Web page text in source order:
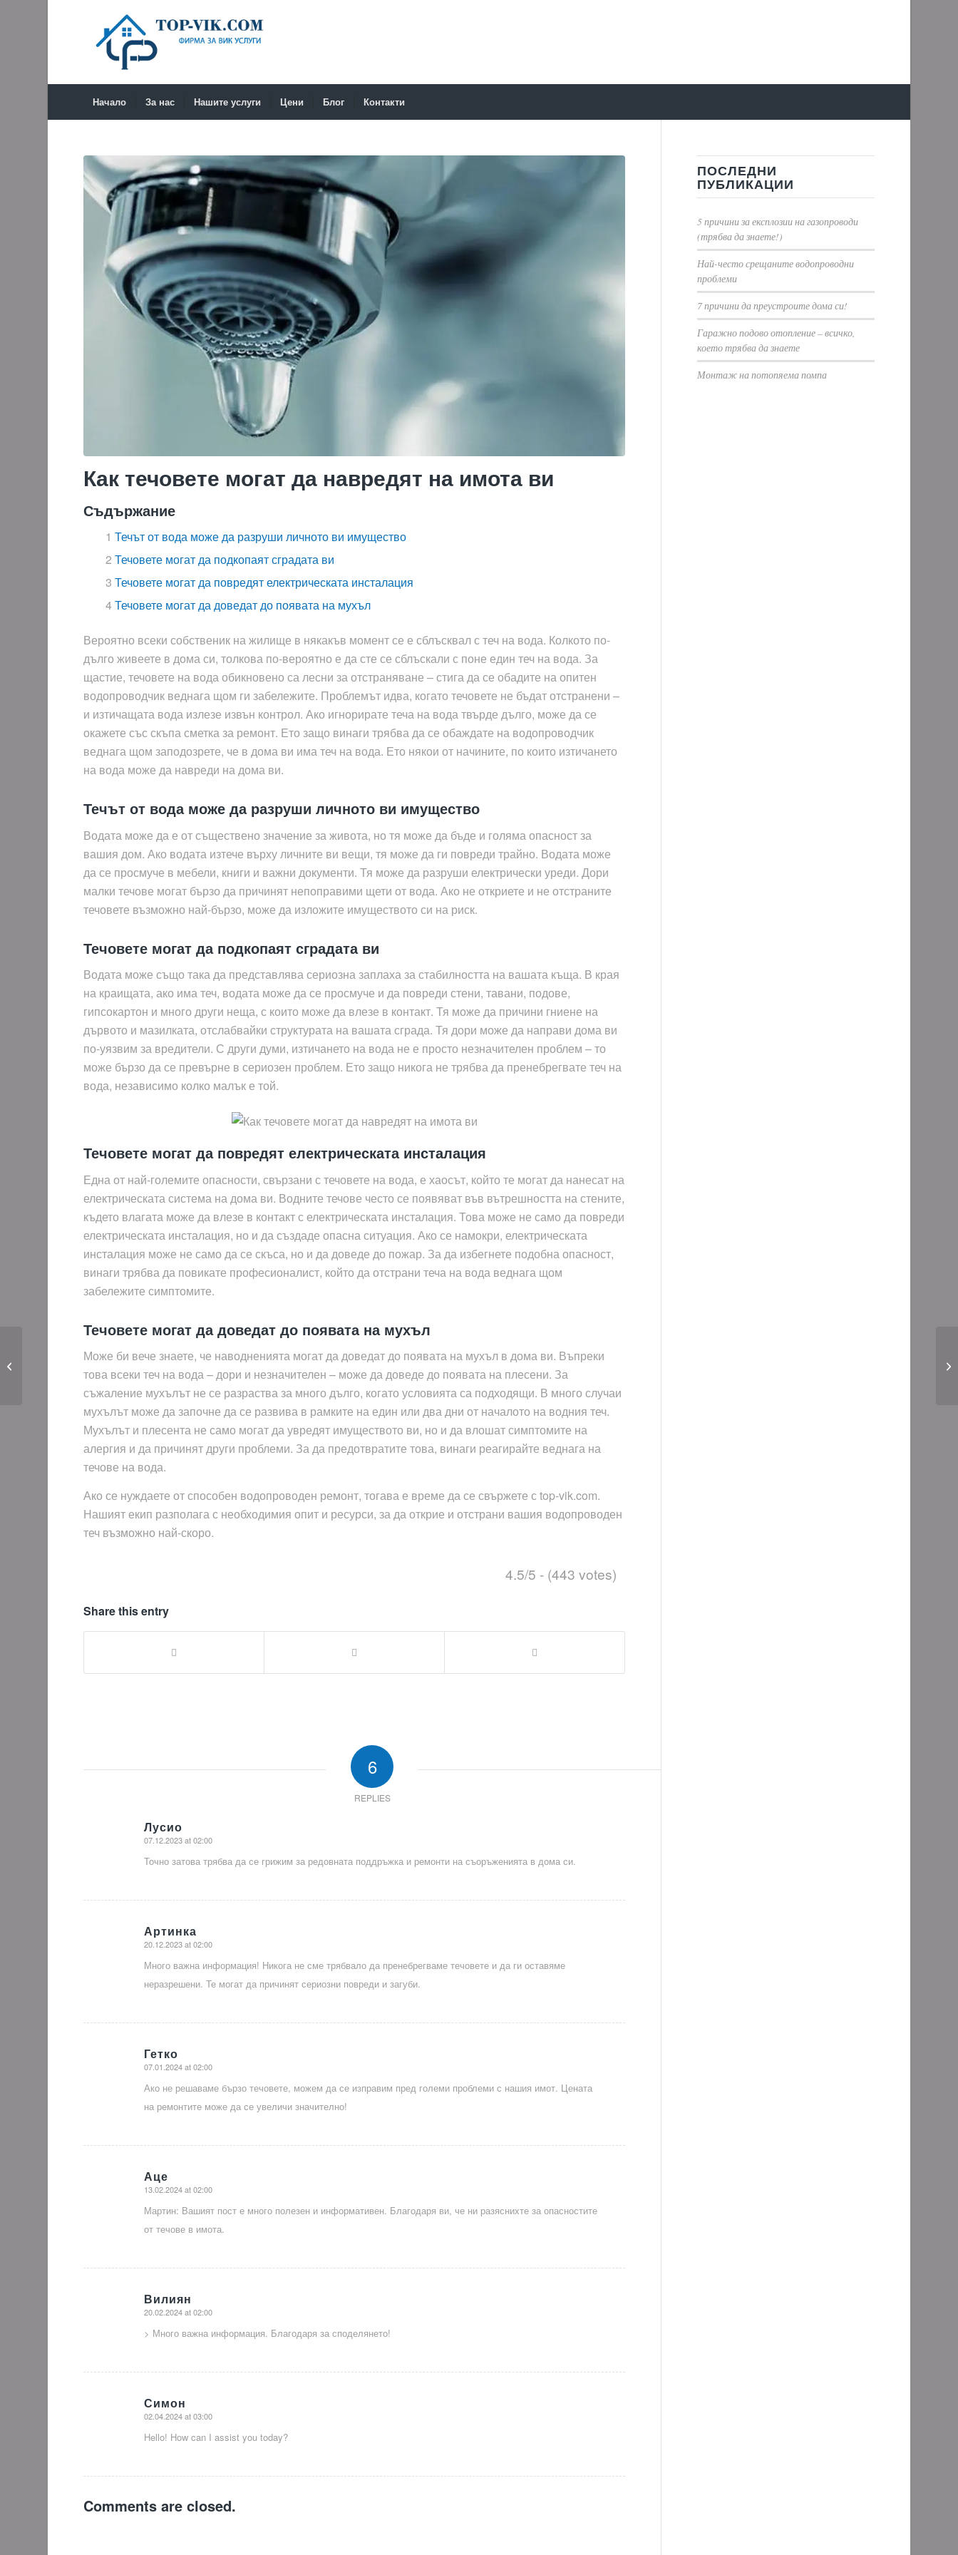
Начало За нас Нашите услуги Цени Блог Контакти
Как течовете могат да навредят на имота ви
Съдържание
Течът от вода може да разруши личното ви имущество
Течовете могат да подкопаят сградата ви
Течовете могат да повредят електрическата инсталация
Течовете могат да доведат до появата на мухъл
Вероятно всеки собственик на жилище в някакъв момент се е сблъсквал с теч на вода. Колкото по-
дълго живеете в дома си, толкова по-вероятно е да сте се сблъскали с поне един теч на вода. За
щастие, течовете на вода обикновено са лесни за отстраняване – стига да се обадите на опитен
водопроводчик веднага щом ги забележите. Проблемът идва, когато течовете не бъдат отстранени –
и изтичащата вода излезе извън контрол. Ако игнорирате теча на вода твърде дълго, може да се
окажете със скъпа сметка за ремонт. Ето защо винаги трябва да се обаждате на водопроводчик
веднага щом заподозрете, че в дома ви има теч на вода. Ето някои от начините, по които изтичането
на вода може да навреди на дома ви.
Течът от вода може да разруши личното ви имущество
Водата може да е от съществено значение за живота, но тя може да бъде и голяма опасност за
вашия дом. Ако водата изтече върху личните ви вещи, тя може да ги повреди трайно. Водата може
да се просмуче в мебели, книги и важни документи. Тя може да разруши електрически уреди. Дори
малки течове могат бързо да причинят непоправими щети от вода. Ако не откриете и не отстраните
течовете възможно най-бързо, може да изложите имуществото си на риск.
Течовете могат да подкопаят сградата ви
Водата може също така да представлява сериозна заплаха за стабилността на вашата къща. В края
на краищата, ако има теч, водата може да се просмуче и да повреди стени, тавани, подове,
гипсокартон и много други неща, с които може да влезе в контакт. Тя може да причини гниене на
дървото и мазилката, отслабвайки структурата на вашата сграда. Тя дори може да направи дома ви
по-уязвим за вредители. С други думи, изтичането на вода не е просто незначителен проблем – то
може бързо да се превърне в сериозен проблем. Ето защо никога не трябва да пренебрегвате теч на
вода, независимо колко малък е той.
Течовете могат да повредят електрическата инсталация
Една от най-големите опасности, свързани с течовете на вода, е хаосът, който те могат да нанесат на
електрическата система на дома ви. Водните течове често се появяват във вътрешността на стените,
където влагата може да влезе в контакт с електрическата инсталация. Това може не само да повреди
електрическата инсталация, но и да създаде опасна ситуация. Ако се намокри, електрическата
инсталация може не само да се скъса, но и да доведе до пожар. За да избегнете подобна опасност,
винаги трябва да повикате професионалист, който да отстрани теча на вода веднага щом
забележите симптомите.
Течовете могат да доведат до появата на мухъл
Може би вече знаете, че наводненията могат да доведат до появата на мухъл в дома ви. Въпреки
това всеки теч на вода – дори и незначителен – може да доведе до появата на плесени. За
съжаление мухълът не се разраства за много дълго, когато условията са подходящи. В много случаи
мухълът може да започне да се развива в рамките на един или два дни от началото на водния теч.
Мухълът и плесента не само могат да увредят имуществото ви, но и да влошат симптомите на
алергия и да причинят други проблеми. За да предотвратите това, винаги реагирайте веднага на
течове на вода.
Ако се нуждаете от способен водопроводен ремонт, тогава е време да се свържете с top-vik.com.
Нашият екип разполага с необходимия опит и ресурси, за да открие и отстрани вашия водопроводен
теч възможно най-скоро.
4.5/5 - (443 votes)
Share this entry
6
REPLIES
Лусио
says:
07.12.2023 at 02:00
Точно затова трябва да се грижим за редовната поддръжка и ремонти на съоръженията в дома си.
Артинка
says:
20.12.2023 at 02:00
Много важна информация! Никога не сме трябвало да пренебрегваме течовете и да ги оставяме
неразрешени. Те могат да причинят сериозни повреди и загуби.
Гетко
says:
07.01.2024 at 02:00
Ако не решаваме бързо течовете, можем да се изправим пред големи проблеми с нашия имот. Цената
на ремонтите може да се увеличи значително!
Аце
says:
13.02.2024 at 02:00
Мартин: Вашият пост е много полезен и информативен. Благодаря ви, че ни разяснихте за опасностите
от течове в имота.
Вилиян
says:
20.02.2024 at 02:00
> Много важна информация. Благодаря за споделянето!
Симон
says:
02.04.2024 at 03:00
Hello! How can I assist you today?
Comments are closed.
ПОСЛЕДНИ
ПУБЛИКАЦИИ
5 причини за експлозии на газопроводи
(трябва да знаете!)
Най-често срещаните водопроводни
проблеми
7 причини да преустроите дома си!
Гаражно подово отопление – всичко,
което трябва да знаете
Монтаж на потопяема помпа
Колко често трябва да
се почиства бойлер?